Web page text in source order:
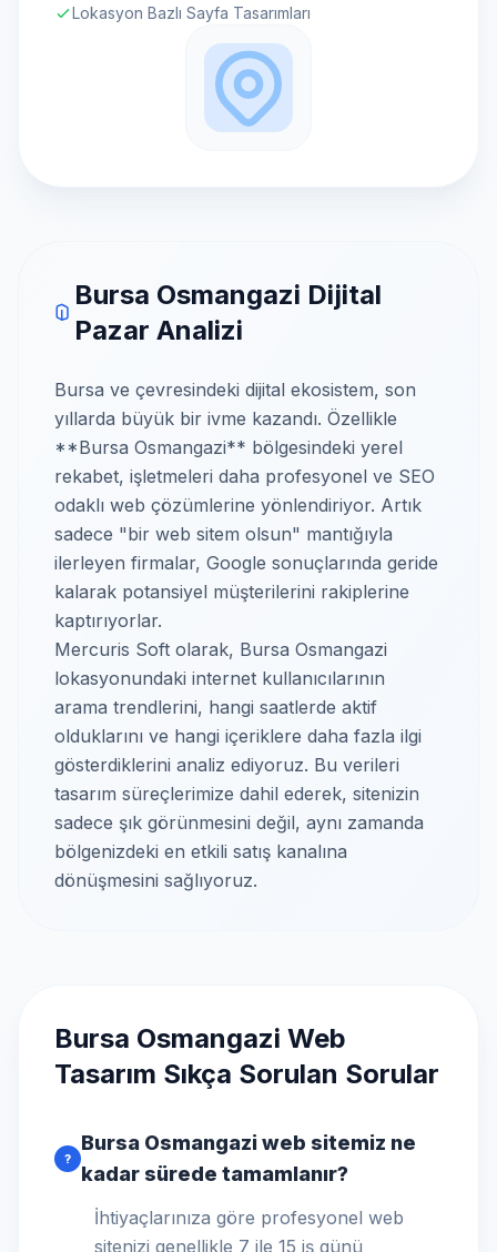
Lokasyon Bazlı Sayfa Tasarımları
Bursa Osmangazi Dijital
Pazar Analizi
Bursa ve çevresindeki dijital ekosistem, son
yıllarda büyük bir ivme kazandı. Özellikle
**Bursa Osmangazi** bölgesindeki yerel
rekabet, işletmeleri daha profesyonel ve SEO
odaklı web çözümlerine yönlendiriyor. Artık
sadece "bir web sitem olsun" mantığıyla
ilerleyen firmalar, Google sonuçlarında geride
kalarak potansiyel müşterilerini rakiplerine
kaptırıyorlar.
Mercuris Soft olarak, Bursa Osmangazi
lokasyonundaki internet kullanıcılarının
arama trendlerini, hangi saatlerde aktif
olduklarını ve hangi içeriklere daha fazla ilgi
gösterdiklerini analiz ediyoruz. Bu verileri
tasarım süreçlerimize dahil ederek, sitenizin
sadece şık görünmesini değil, aynı zamanda
bölgenizdeki en etkili satış kanalına
dönüşmesini sağlıyoruz.
Bursa Osmangazi Web
Tasarım Sıkça Sorulan Sorular
?
Bursa Osmangazi web sitemiz ne
kadar sürede tamamlanır?
İhtiyaçlarınıza göre profesyonel web
sitenizi genellikle 7 ile 15 iş günü